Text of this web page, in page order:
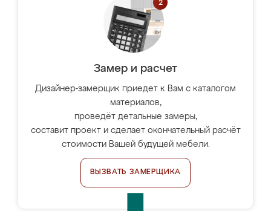
Замер и расчет
Дизайнер-замерщик приедет к Вам с каталогом
материалов,
проведёт детальные замеры,
составит проект и сделает окончательный расчёт
стоимости Вашей будущей мебели.
ВЫЗВАТЬ ЗАМЕРЩИКА